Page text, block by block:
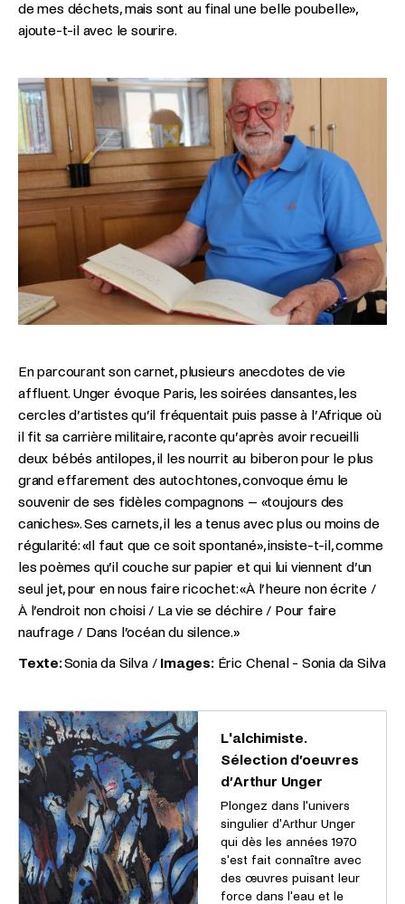
de mes déchets, mais sont au final une belle poubelle»,
ajoute-t-il avec le sourire.
En parcourant son carnet, plusieurs anecdotes de vie
affluent. Unger évoque Paris, les soirées dansantes, les
cercles d’artistes qu’il fréquentait puis passe à l’Afrique où
il fit sa carrière militaire, raconte qu’après avoir recueilli
deux bébés antilopes, il les nourrit au biberon pour le plus
grand effarement des autochtones, convoque ému le
souvenir de ses fidèles compagnons – «toujours des
caniches». Ses carnets, il les a tenus avec plus ou moins de
régularité: «Il faut que ce soit spontané», insiste-t-il, comme
les poèmes qu’il couche sur papier et qui lui viennent d’un
seul jet, pour en nous faire ricochet: «À l’heure non écrite /
À l’endroit non choisi / La vie se déchire / Pour faire
naufrage / Dans l’océan du silence.»
Texte:Sonia da Silva / Images:Éric Chenal - Sonia da Silva
L'alchimiste.
Sélection d’oeuvres
d’Arthur Unger
Plongez dans l'univers
singulier d'Arthur Unger
qui dès les années 1970
s'est fait connaître avec
des œuvres puisant leur
force dans l'eau et le